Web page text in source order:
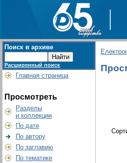
Поиск в архиве
Расширенный поиск
Главная страница
Просмотреть
Разделы
и коллекции
По дате
По автору
По заглавию
По тематике